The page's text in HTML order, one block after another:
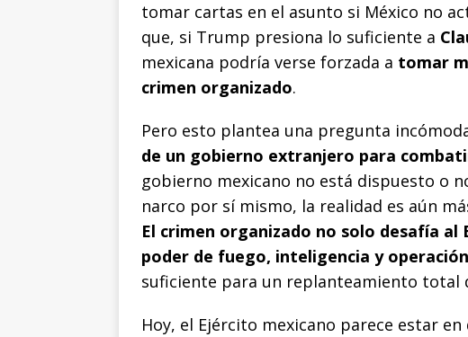
tomar cartas en el asunto si México no
que, si Trump presiona lo suficiente a
mexicana podría verse forzada a tomar
crimen organizado.
Pero esto plantea una pregunta
de un gobierno extranjero para
gobierno mexicano no está dispuesto o
narco por sí mismo, la realidad es aún
El crimen organizado no solo desafía al
poder de fuego, inteligencia y operación
suficiente para un replanteamiento total
Hoy, el Ejército mexicano parece estar